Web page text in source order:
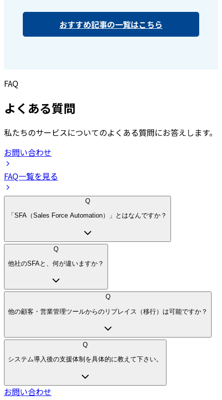
おすすめ記事の一覧はこちら
FAQ
よくある質問
私たちのサービスについてのよくある質問にお答えします。
お問い合わせ
FAQ一覧を見る
Q
「SFA（Sales Force Automation）」とはなんですか？
Q
他社のSFAと、何が違いますか？
Q
他の顧客・営業管理ツールからのリプレイス（移行）は可能ですか？
Q
システム導入後の支援体制を具体的に教えて下さい。
お問い合わせ